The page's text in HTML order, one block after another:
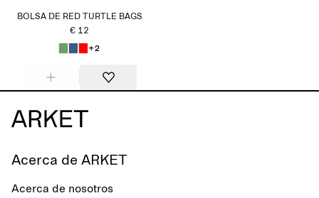
BOLSA DE RED TURTLE BAGS
€ 12
+2
Acerca de ARKET
Acerca de nosotros